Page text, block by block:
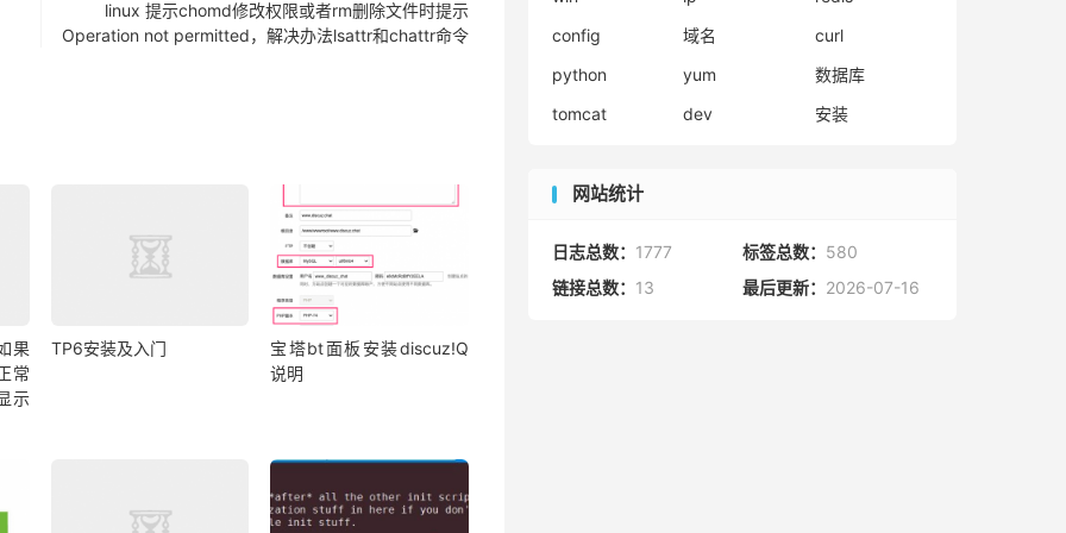
linux 提示chomd修改权限或者rm删除文件时提示
Operation not permitted，解决办法lsattr和chattr命令
果
常
示
TP6安装及入门
宝塔bt面板安装discuz!Q
说明
config
域名
curl
python
yum
数据库
tomcat
dev 安装
网站统计
日志总数： 1777 标签总数： 580
链接总数： 13 最后更新： 2026-07-16